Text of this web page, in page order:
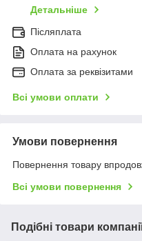
Детальніше
Післяплата
Оплата на рахунок
Оплата за реквізитами
Всі умови оплати
Умови повернення
Повернення товару
Всі умови повернення
Подібні товари